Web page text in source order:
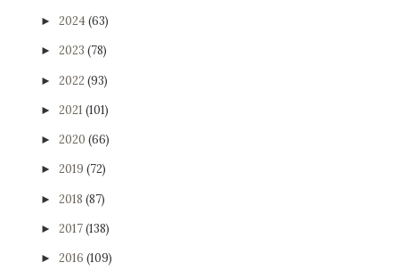
► 2024(63)
► 2023 (78)
► 2022 (93)
► 2021 (101)
► 2020 (66)
► 2019 (72)
► 2018 (87)
► 2017(138)
► 2016 (109)